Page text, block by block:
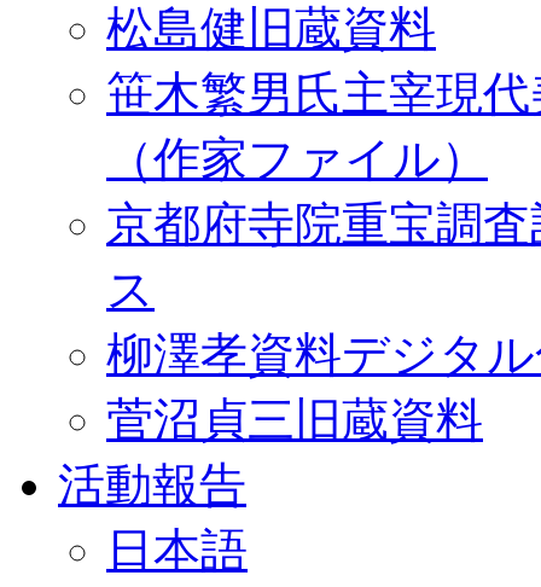
松島健旧蔵資料
笹木繁男氏主宰現
（作家ファイル）
京都府寺院重宝調
ス
柳澤孝資料デジタ
菅沼貞三旧蔵資料
活動報告
日本語